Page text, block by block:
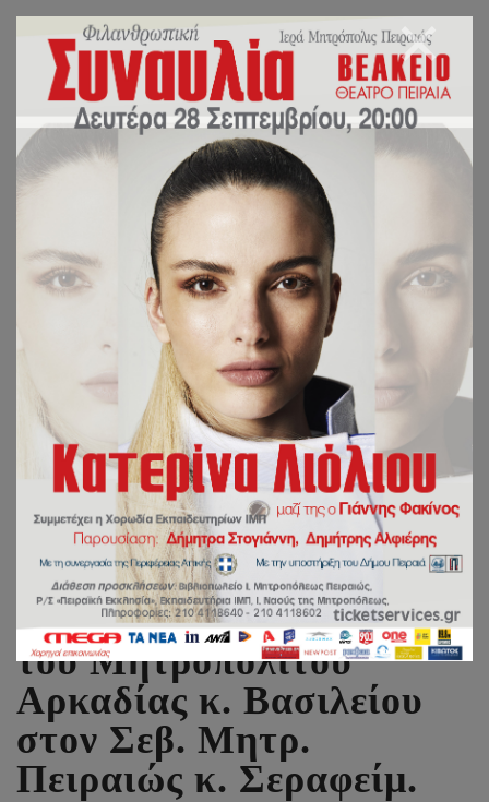
Συγκινητική επίσκεψη
του Μητροπολίτου
Αρκαδίας κ. Βασιλείου
στον Σεβ. Μητρ.
Πειραιώς κ. Σεραφείμ.